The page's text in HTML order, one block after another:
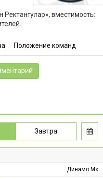
вместимость:
Положение команд
Завтра
Динамо Мх